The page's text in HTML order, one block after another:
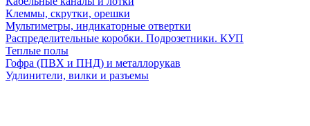
Клеммы, скрутки, орешки
Мультиметры, индикаторные отвертки
Распределительные коробки. Подрозетники. КУП
Теплые полы
Гофра (ПВХ и ПНД) и металлорукав
Удлинители, вилки и разъемы